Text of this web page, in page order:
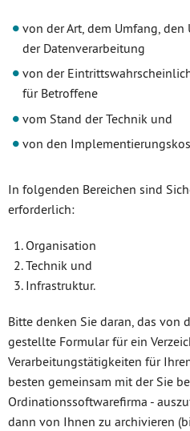
von der Art, dem Umfang,
der Datenverarbeitung
von der
für Betroffene
vom Stand der Technik und
von den
In folgenden Bereichen sind
erforderlich:
Organisation
Technik und
Infrastruktur.
Bitte denken Sie daran, das von
gestellte Formular für ein
Verarbeitungstätigkeiten für
besten gemeinsam mit der Sie
Ordinationssoftwarefirma -
dann von Ihnen zu archivieren